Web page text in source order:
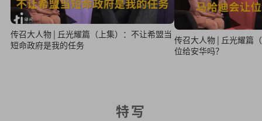
传召大人物 | 丘光耀篇（上集）：不让希盟当
短命政府是我的任务
传召大人物 | 丘光耀篇
位给安华吗？
特写